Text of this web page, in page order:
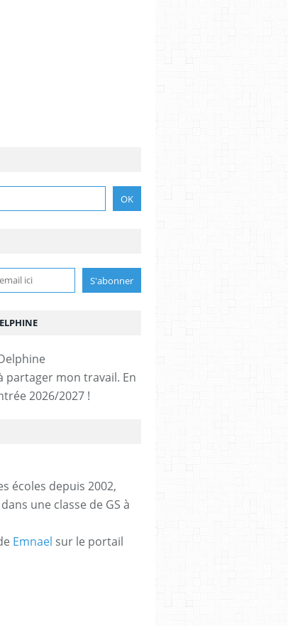
partager mon travail. En
2026/2027 !
écoles depuis 2002,
une classe de GS à
Emnael sur le portail